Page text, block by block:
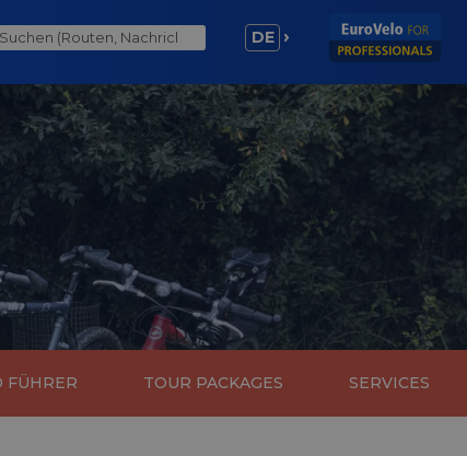
DE
FÜHRER TOUR PACKAGES SERVICES